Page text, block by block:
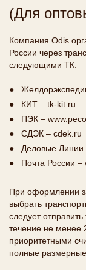
(Для
Компания Odis
России через
следующими ТК:
КИТ – tk-kit.ru
ПЭК –
СДЭК – cdek.ru
Деловые Линии
Почта России –
При оформлении
выбрать
следует
течение не
приоритетными
полные